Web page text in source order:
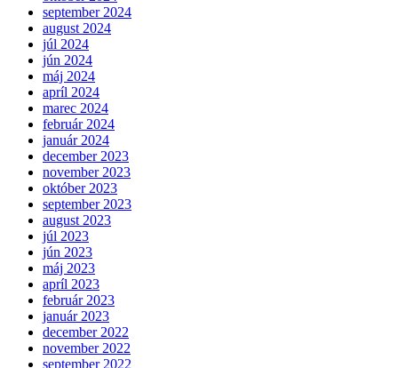
september 2024
august 2024
júl 2024
jún 2024
máj 2024
apríl 2024
marec 2024
február 2024
január 2024
december 2023
november 2023
október 2023
september 2023
august 2023
júl 2023
jún 2023
máj 2023
apríl 2023
február 2023
január 2023
december 2022
november 2022
september 2022